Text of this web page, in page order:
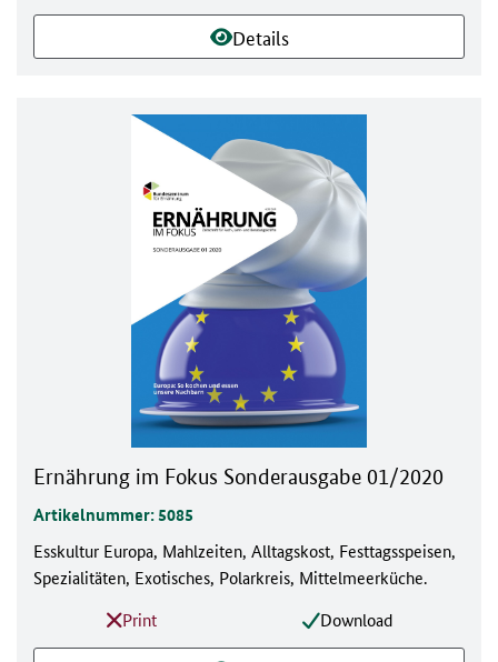
Details
Ernährung im Fokus Sonderausgabe 01/2020
Artikelnummer: 5085
Esskultur Europa, Mahlzeiten, Alltagskost, Festtagsspeisen,
Spezialitäten, Exotisches, Polarkreis, Mittelmeerküche.
Print
Download